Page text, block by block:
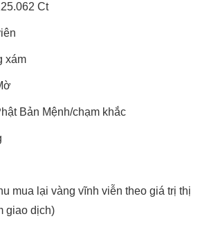
Ct
xám
Bản Mệnh/chạm khắc
mua lại vàng vĩnh viễn theo giá trị thị
giao dịch)